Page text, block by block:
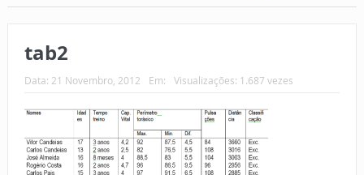
tab2
Data: 21 Novembro, 2012 Em: Visualizações: 1.687 vezes